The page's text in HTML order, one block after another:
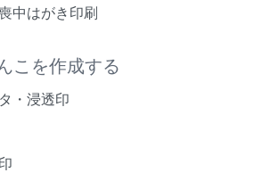
中はがき印刷
こを作成する
・浸透印